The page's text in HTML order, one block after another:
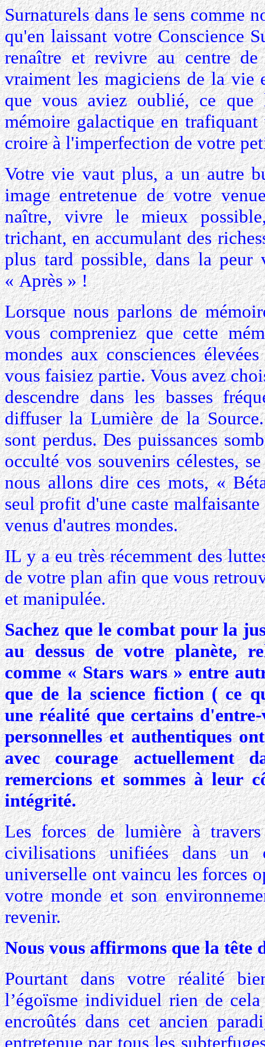
Surnaturels dans le sens comme
qu'en laissant votre Conscience
renaître et revivre au centre
vraiment les magiciens de la vie
que vous aviez oublié, ce
mémoire galactique en
croire à l'imperfection de votre
Votre vie vaut plus, a un autre
image entretenue de votre
naître, vivre le mieux
trichant, en accumulant des
plus tard possible, dans la peur
« Après » !
Lorsque nous parlons de
vous compreniez que cette
mondes aux consciences
vous faisiez partie. Vous avez
descendre dans les basses
diffuser la Lumière de la
sont perdus. Des puissances
occulté vos souvenirs célestes,
nous allons dire ces mots, «
seul profit d'une caste
venus d'autres mondes.
IL y a eu très récemment des
de votre plan afin que vous
et manipulée.
Sachez que le combat pour la
au dessus de votre planète,
comme « Stars wars » entre
que de la science fiction ( ce
une réalité que certains
personnelles et authentiques
avec courage actuellement
remercions et sommes à leur
intégrité.
Les forces de lumière à
civilisations unifiées dans un
universelle ont vaincu les forces
votre monde et son
revenir.
Nous vous affirmons que la tête
Pourtant dans votre réalité
l’égoïsme individuel rien de
encroûtés dans cet ancien
entretenue par tous les